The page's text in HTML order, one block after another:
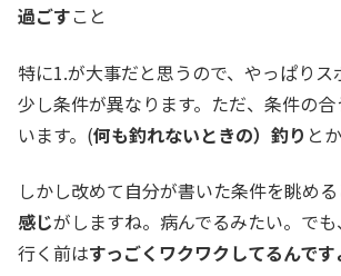
過ごすこと
特に1.が大事だと思うので、やっぱり
少し条件が異なります。ただ、条件の
います。(何も釣れないときの）釣り とか
しかし改めて自分が書いた条件を眺め
感じがしますね。病んでるみたい。で
行く前はすっごくワクワクしてるんです